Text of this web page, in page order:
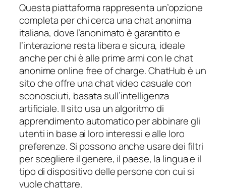
Questa piattaforma rappresenta un’opzione
completa per chi cerca una chat anonima
italiana, dove l’anonimato è garantito e
l’interazione resta libera e sicura, ideale
anche per chi è alle prime armi con le chat
anonime online free of charge. ChatHub è un
sito che offre una chat video casuale con
sconosciuti, basata sull’intelligenza
artificiale. Il sito usa un algoritmo di
apprendimento automatico per abbinare gli
utenti in base ai loro interessi e alle loro
preferenze. Si possono anche usare dei filtri
per scegliere il genere, il paese, la lingua e il
tipo di dispositivo delle persone con cui si
vuole chattare.